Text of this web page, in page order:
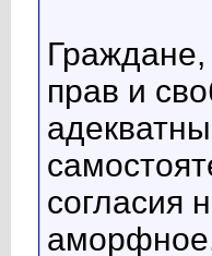
прав и
согласия